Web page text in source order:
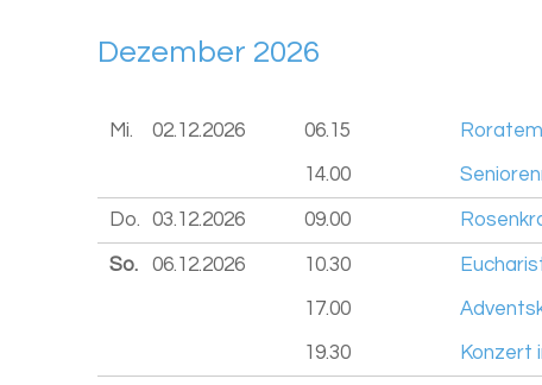
De­zem­ber 2026
Mi. 02.12.2026 06.15
14.00
Do. 03.12.2026 09.00
So. 06.12.2026 10.30
17.00
19.30 Konzert